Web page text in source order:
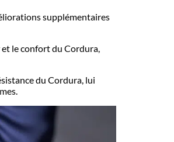
supplémentaires
le confort du Cordura,
du Cordura, lui